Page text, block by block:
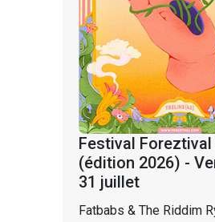
Festival
(édition 2026) -
31 juillet
Fatbabs & The Riddim